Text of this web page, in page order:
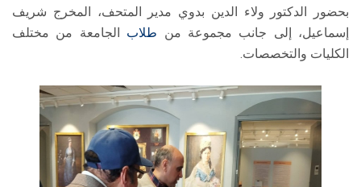
بحضور الدكتور ولاء الدين بدوي مدير المتحف، المخرج شريف
إسماعيل، إلى جانب مجموعة من طلاب الجامعة من مختلف
الكليات والتخصصات.